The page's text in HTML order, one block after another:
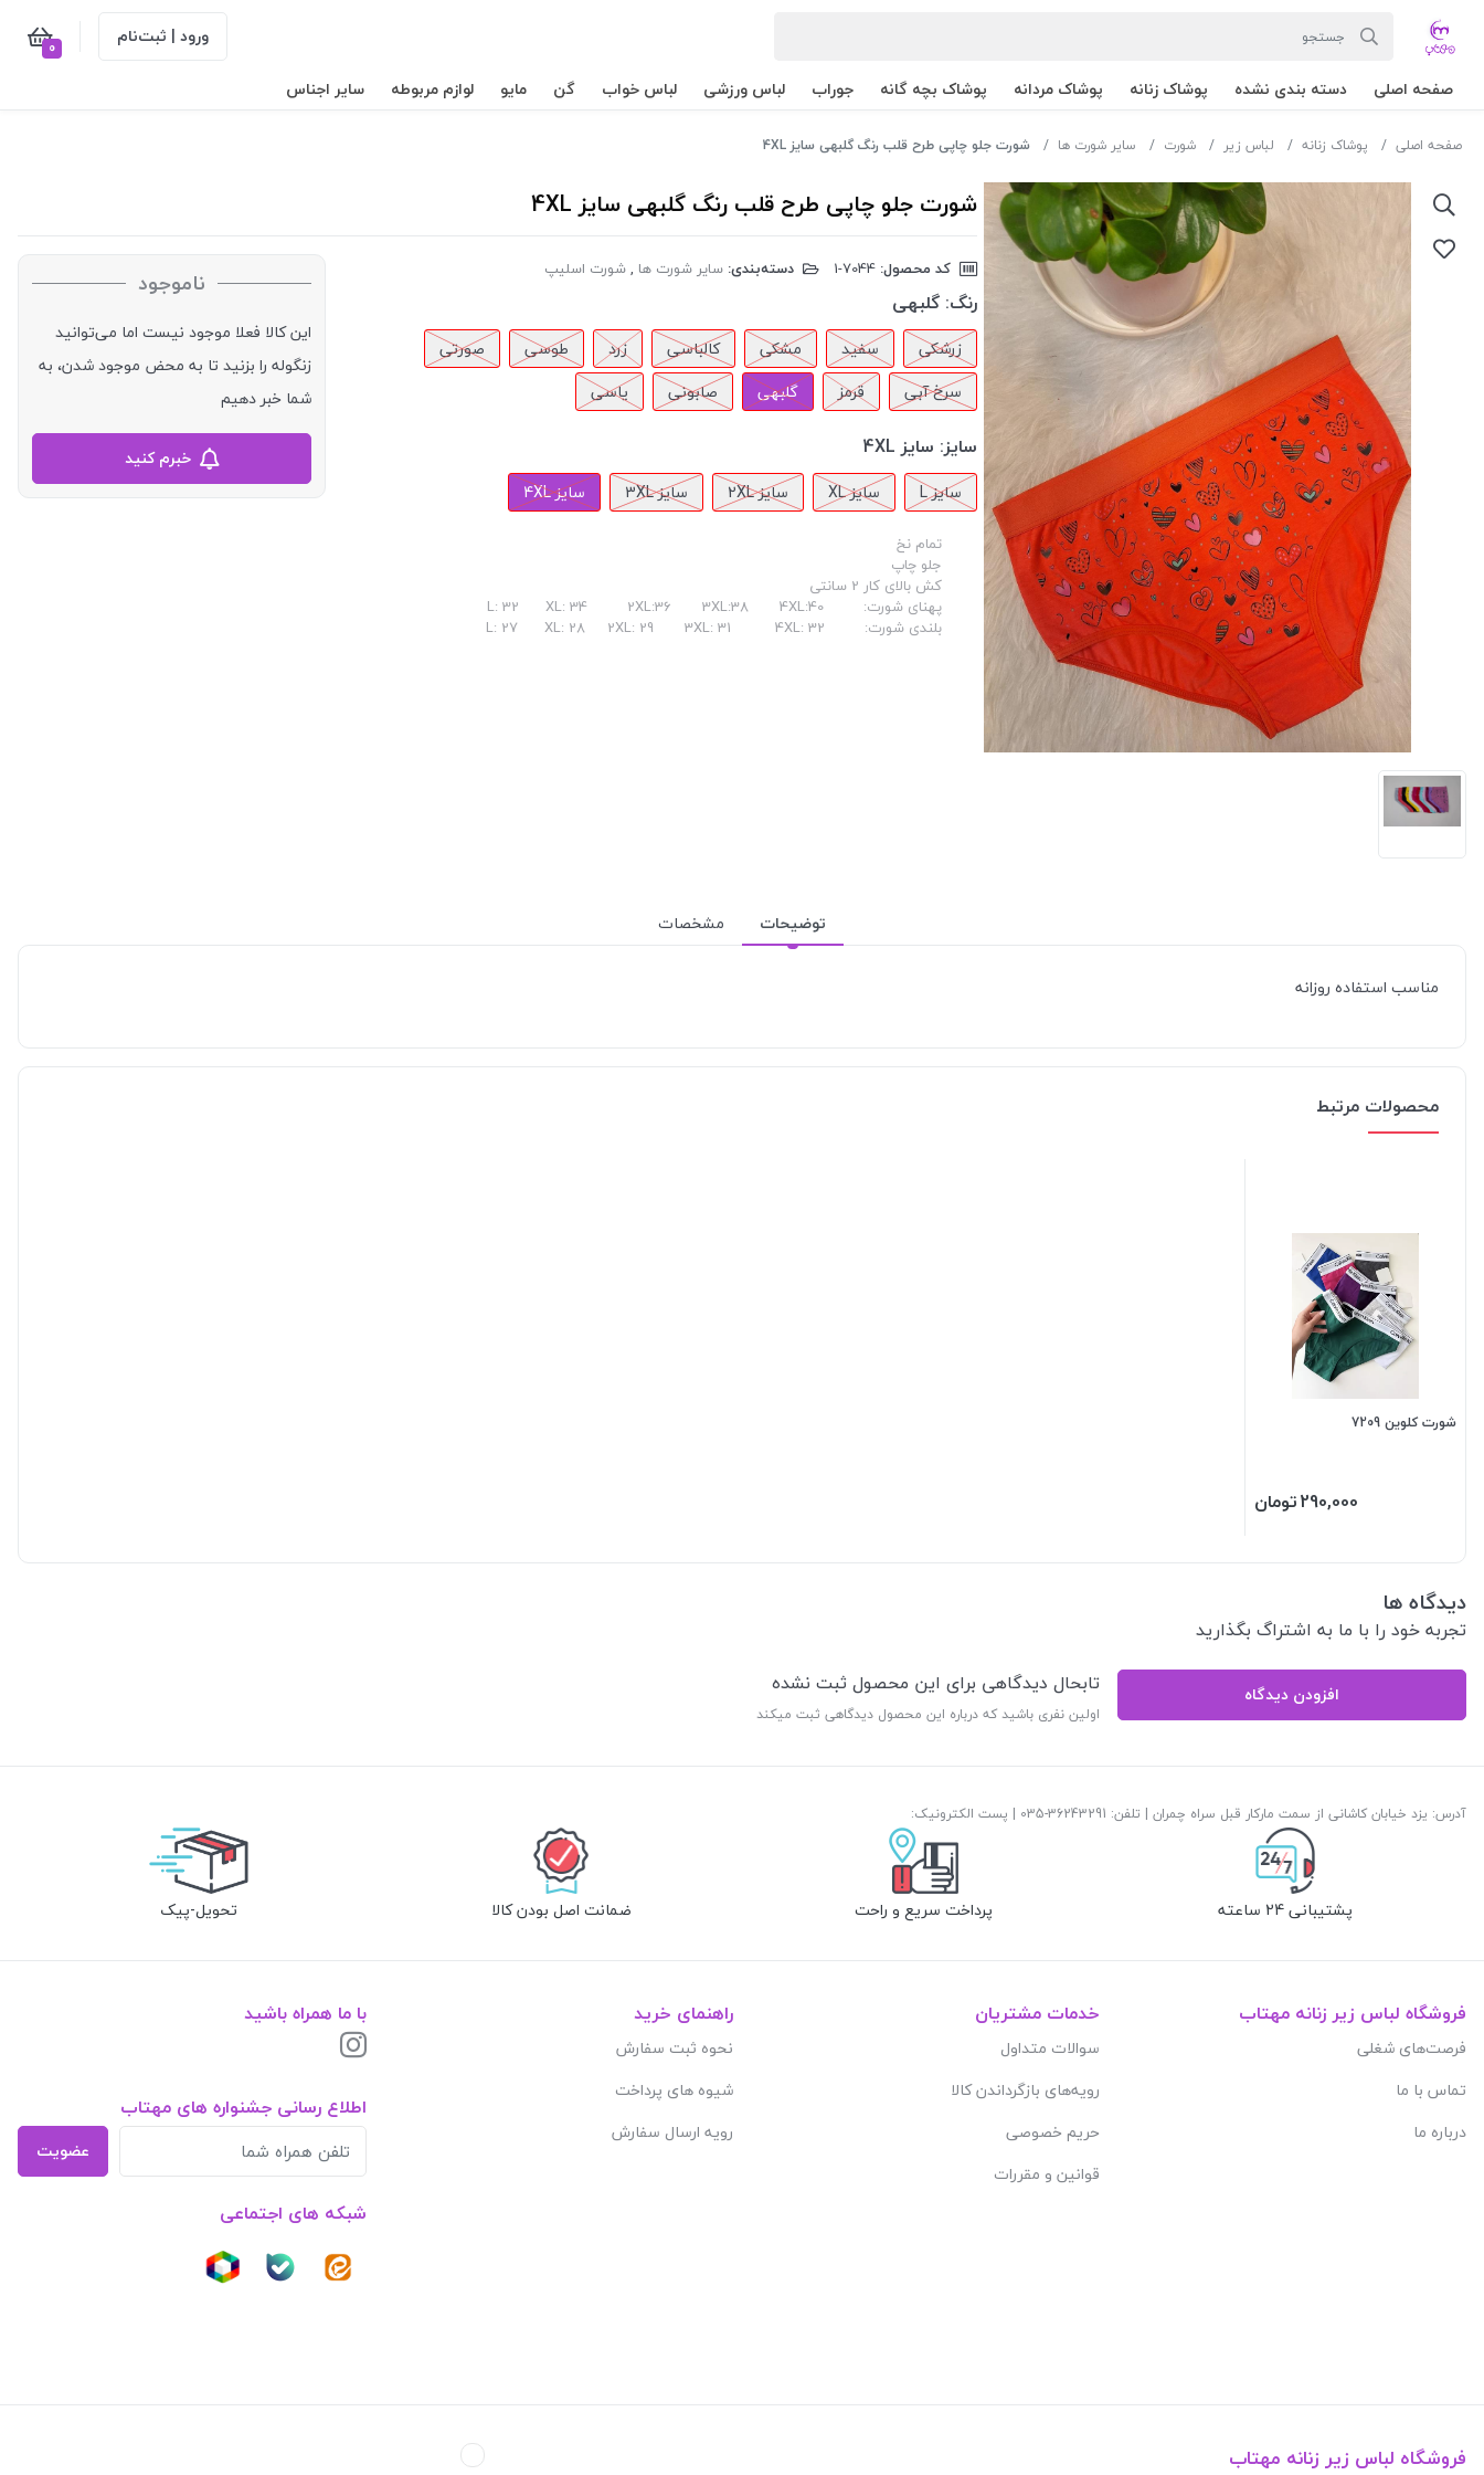
ورود | ثبت‌نام 0
صفحه اصلی دسته بندی نشده پوشاک زنانه پوشاک مردانه پوشاک بچه گانه جوراب لباس ورزشی لباس خواب گن مایو لوازم مربوطه سایر اجناس
صفحه اصلی پوشاک زنانه لباس زیر شورت سایر شورت ها شورت جلو چاپی طرح قلب رنگ گلبهی سایز 4XL
شورت جلو چاپی طرح قلب رنگ گلبهی سایز 4XL
کد محصول: دسته‌بندی: سایر شورت ها ,شورت اسلیپ
رنگ: گلبهی
زرشکی سفید مشکی کالباسی زرد طوسی
صورتی
سرخ آبی
قرمز گلبهی صابونی یاسی
سایز: سایز 4XL
سایز L سایز XL سایز 2XL سایز 3XL سایز 4XL
تمام نخ
جلو چاپ
کش بالای کار 2 سانتی
پهنای شورت: L: 32 XL: 34 2XL:36 3XL:38 4XL:40
بلندی شورت: L: 27 XL: 28 2XL: 29 3XL: 31 4XL: 32
ناموجود
این کالا فعلا موجود نیست اما می‌توانید
زنگوله را بزنید تا به محض موجود شدن، به
شما خبر دهیم
خبرم کنید
توضیحات مشخصات
مناسب استفاده روزانه
محصولات مرتبط
شورت کلوین 7209
290,000تومان
دیدگاه ها
تجربه خود را با ما به اشتراگ بگذارید
افزودن دیدگاه تابحال دیدگاهی برای این محصول ثبت نشده
اولین نفری باشید که درباره این محصول دیدگاهی ثبت میکند
آدرس: یزد خیابان کاشانی از سمت مارکار قبل سراه چمران | تلفن: ‎035-36243291 | پست الکترونیک:
پشتیبانی 24 ساعته پرداخت سریع و راحت ضمانت اصل بودن کالا تحویل-پیک
فروشگاه لباس زیر زنانه مهتاب
فرصت‌های شغلی
تماس با ما
درباره ما
خدمات مشتریان
سوالات متداول
رویه‌های بازگرداندن کالا
حریم خصوصی
قوانین و مقررات
راهنمای خرید
نحوه ثبت سفارش
شیوه های پرداخت
رویه ارسال سفارش
با ما همراه باشید
اطلاع رسانی جشنواره های مهتاب
عضویت
شبکه های اجتماعی
فروشگاه لباس زیر زنانه مهتاب